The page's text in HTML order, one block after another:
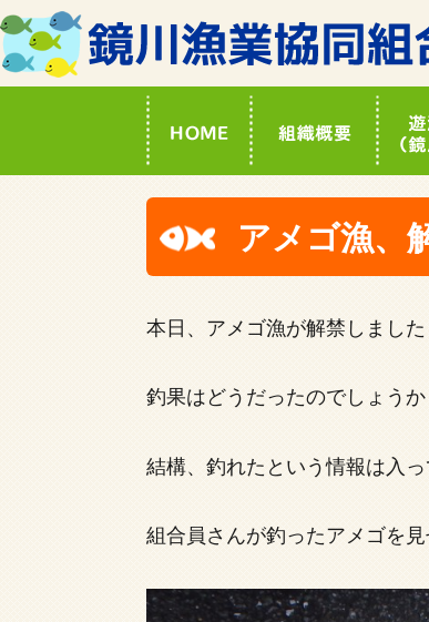
アメゴ漁、
本日、アメゴ漁が解禁しました
釣果はどうだったのでしょうか
結構、釣れたという情報は入
組合員さんが釣ったアメゴを